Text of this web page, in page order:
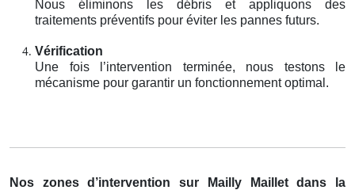
Nous éliminons les débris et appliquons des
traitements préventifs pour éviter les pannes futurs.
Vérification
Une fois l’intervention terminée, nous testons le
mécanisme pour garantir un fonctionnement optimal.
Nos zones d’intervention sur Mailly Maillet dans la